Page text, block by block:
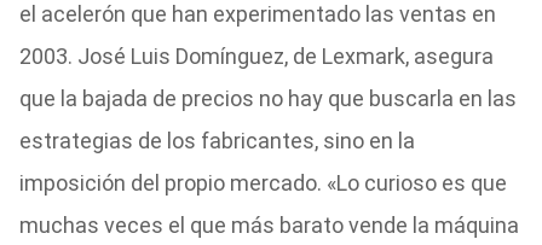
el acelerón que han experimentado las ventas en
2003. José Luis Domínguez, de Lexmark, asegura
que la bajada de precios no hay que buscarla en las
estrategias de los fabricantes, sino en la
imposición del propio mercado. «Lo curioso es que
muchas veces el que más barato vende la máquina